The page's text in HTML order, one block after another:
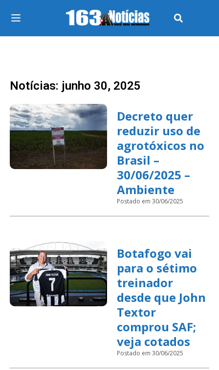
Notícias: junho 30, 2025
Decreto quer
reduzir uso de
agrotóxicos no
Brasil –
30/06/2025 –
Ambiente
Postado em 30/06/2025
Botafogo vai
para o sétimo
treinador
desde que John
Textor
comprou SAF;
veja cotados
Postado em 30/06/2025